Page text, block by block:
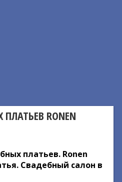
RONEN
платьев. Ronen
Свадебный салон в